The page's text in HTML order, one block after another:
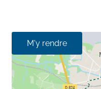
M'y rendre